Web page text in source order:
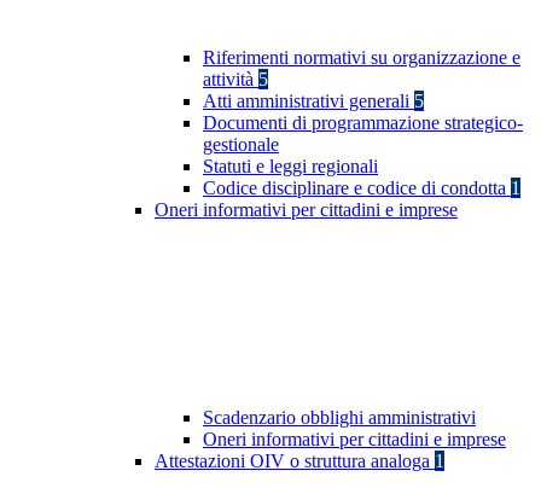
Riferimenti normativi su organizzazione e
attività 5
Atti amministrativi generali 5
Documenti di programmazione strategico-
gestionale
Statuti e leggi regionali
Codice disciplinare e codice di condotta 1
Oneri informativi per cittadini e imprese
Scadenzario obblighi amministrativi
Oneri informativi per cittadini e imprese
Attestazioni OIV o struttura analoga 1